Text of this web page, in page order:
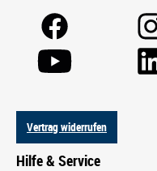
Vertrag widerrufen
Hilfe & Service